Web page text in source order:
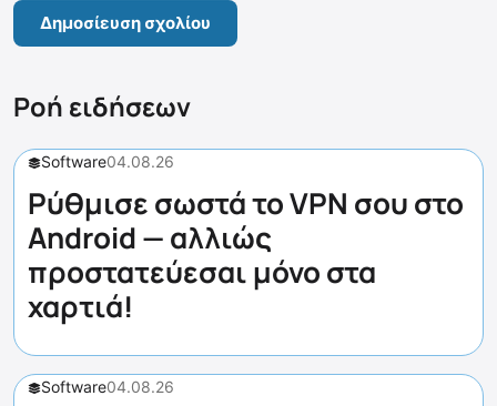
Ροή ειδήσεων
Software04.08.26
Ρύθμισε σωστά το VPN σου στο
Android — αλλιώς
προστατεύεσαι μόνο στα
χαρτιά!
Software04.08.26